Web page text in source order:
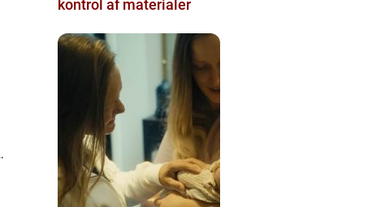
kontrol af materialer